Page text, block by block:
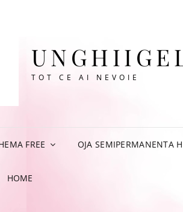
TOT CE AI NEVOIE
FREE OJA SEMIPERMANENTA
HOME